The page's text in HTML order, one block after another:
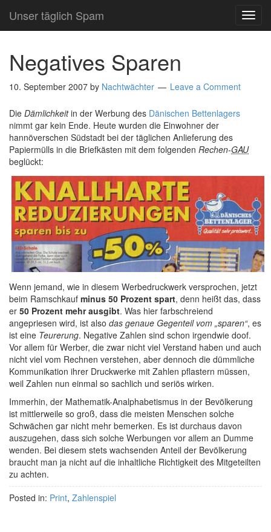
Unser täglich Spam
Negatives Sparen
10. September 2007 by Nachtwächter Leave a Comment
Die Dämlichkeitin der Werbung des Dänischen Bettenlagers
nimmt gar kein Ende. Heute wurden die Einwohner der
hannöverschen Südstadt bei der täglichen Anlieferung des
Papiermülls in die Briefkästen mit dem folgenden Rechen-GAU
beglückt:
Wenn jemand, wie in diesem Werbedruckwerk versprochen, jetzt
beim Ramschkauf minus 50 Prozent spart, denn heißt das, dass
er 50 Prozent mehr ausgibt. Was hier farbschreiend
angepriesen wird, ist also das genaue Gegenteil vom „sparen“, es
ist eine Teurerung. Negative Zahlen sind schon irgendwie doof.
Vor allem für Werber, die zwar nicht viel Verstand haben und auch
nicht viel vom Rechnen verstehen, aber dennoch die dümmliche
Kommunikation ihrer Druckwerke mit Zahlen pflastern müssen,
weil Zahlen nun einmal so sachlich und seriös wirken.
Immerhin, der Mathematik-Analphabetismus in der Bevölkerung
ist mittlerweile so groß, dass die meisten Menschen solche
Schwächen gar nicht mehr bemerken. Es ist durchaus davon
auszugehen, dass sich solche Werbungen vor allem an Dumme
wenden. Bei diesem stets wachsenden Anteil der Bevölkerung
braucht man ja nicht auf die inhaltliche Richtigkeit des Mitgeteilten
zu achten.
Posted in: Print, Zahlenspiel